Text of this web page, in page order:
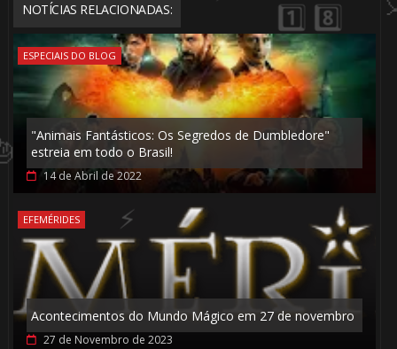
NOTÍCIAS RELACIONADAS:
ESPECIAIS DO BLOG
"Animais Fantásticos: Os Segredos de Dumbledore"
estreia em todo o Brasil!
14 de Abril de 2022
EFEMÉRIDES
Acontecimentos do Mundo Mágico em 27 de novembro
27 de Novembro de 2023
🎈
1️⃣ 8️⃣